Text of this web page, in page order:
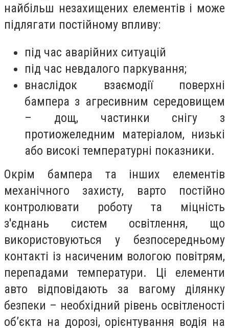
найбільш незахищених елементів і може
підлягати постійному впливу:
під час аварійних ситуацій
під час невдалого паркування;
внаслідок взаємодії поверхні
бампера з агресивним середовищем
– дощ, частинки снігу з
протиожеледним матеріалом, низькі
або високі температурні показники.
Окрім бампера та інших елементів
механічного захисту, варто постійно
контролювати роботу та міцність
з'єднань систем освітлення, що
використовуються у безпосередньому
контакті із насиченим вологою повітрям,
перепадами температури. Ці елементи
авто відповідають за вагому ділянку
безпеки – необхідний рівень освітленості
об’єкта на дорозі, орієнтування водія на